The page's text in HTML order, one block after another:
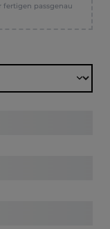
passgenau